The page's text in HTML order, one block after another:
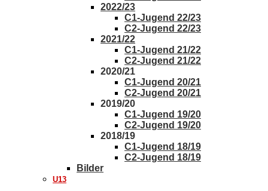
2022/23
C1-Jugend 22/23
C2-Jugend 22/23
2021/22
C1-Jugend 21/22
C2-Jugend 21/22
2020/21
C1-Jugend 20/21
C2-Jugend 20/21
2019/20
C1-Jugend 19/20
C2-Jugend 19/20
2018/19
C1-Jugend 18/19
C2-Jugend 18/19
Bilder
U13